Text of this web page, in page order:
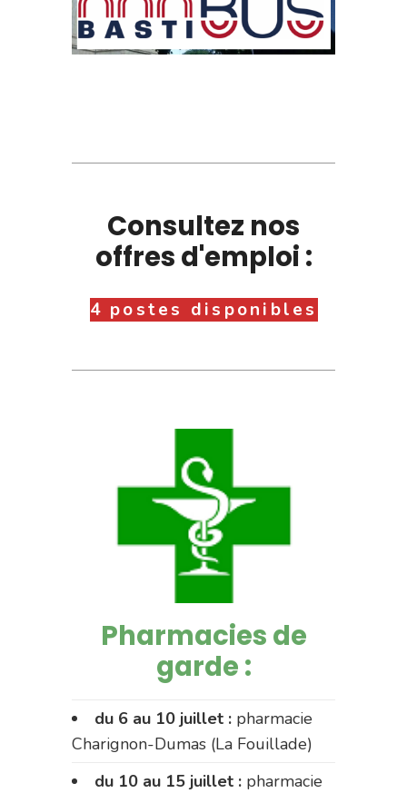
Consultez nos
offres d'emploi :
4 postes disponibles
Pharmacies de
garde :
du 6 au 10 juillet : pharmacie
Charignon-Dumas (La Fouillade)
du 10 au 15 juillet : pharmacie